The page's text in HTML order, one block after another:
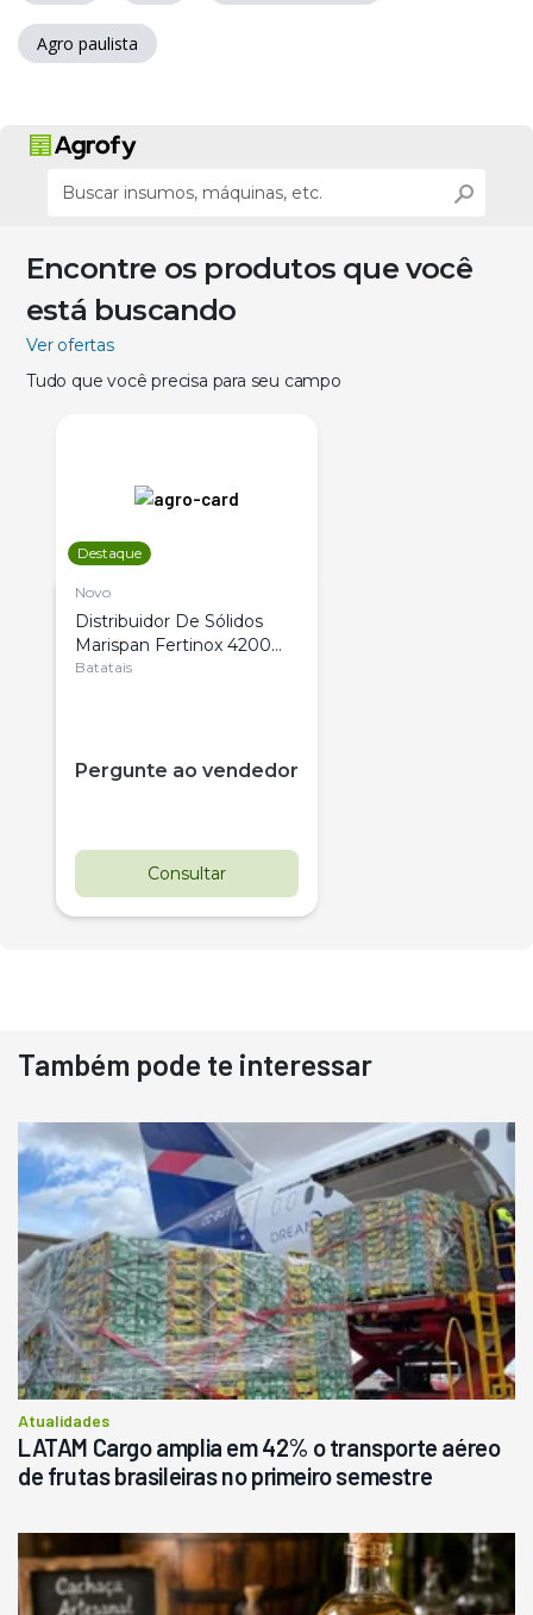
Agro paulista
Encontre os produtos que você
está buscando
Ver ofertas
Tudo que você precisa para seu campo
Destaque
Novo
Distribuidor De Sólidos
Marispan Fertinox 4200
Citrus
Batatais
Pergunte ao vendedor
Consultar
Destaque
Usado
Pá Carregadeira Cat 966
Ano 1987
Londrina
R$ 145.000
Consultar
Também pode te interessar
Atualidades
LATAM Cargo amplia em 42% o transporte aéreo
de frutas brasileiras no primeiro semestre